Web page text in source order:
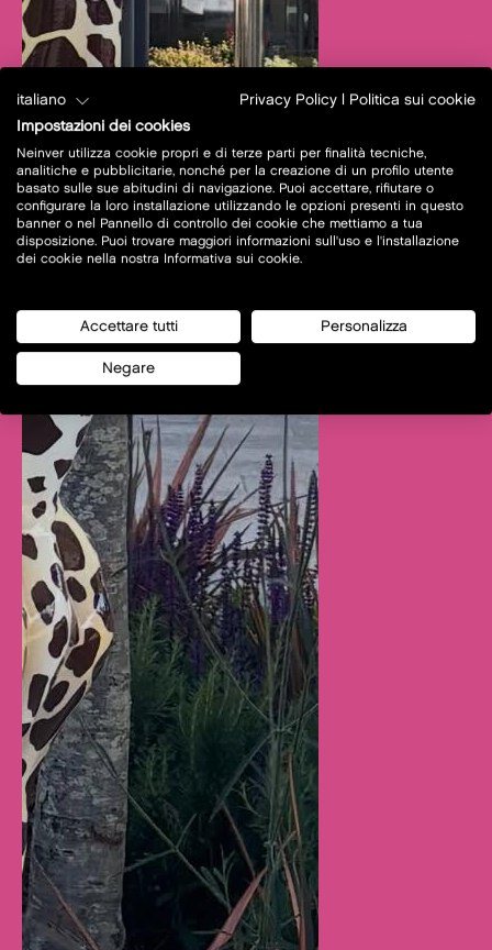
italiano Privacy Policy
Politica sui cookie
Impostazioni dei cookies
Neinver utilizza cookie propri e di terze parti per finalità tecniche,
analitiche e pubblicitarie, nonché per la creazione di un profilo utente
basato sulle sue abitudini di navigazione. Puoi accettare, rifiutare o
configurare la loro installazione utilizzando le opzioni presenti in questo
banner o nel Pannello di controllo dei cookie che mettiamo a tua
disposizione. Puoi trovare maggiori informazioni sull'uso e l'installazione
dei cookie nella nostra Informativa sui cookie.
Accettare tutti Personalizza
Negare